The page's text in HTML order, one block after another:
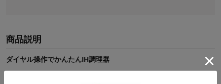
商品説明
ダイヤル操作でかんたんIH調理器